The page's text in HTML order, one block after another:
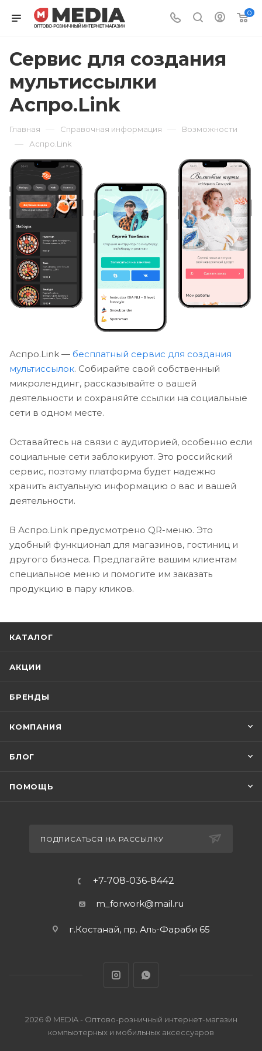
0
Сервис для создания
мультиссылки
Аспро.Link
Главная — Справочная информация — Возможности
— Аспро.Link
Аспро.Link — бесплатный сервис для создания
мультиссылок. Собирайте свой собственный
микролендинг, рассказывайте о вашей
деятельности и сохраняйте ссылки на социальные
сети в одном месте.
Оставайтесь на связи с аудиторией, особенно если
социальные сети заблокируют. Это российский
сервис, поэтому платформа будет надежно
хранить актуальную информацию о вас и вашей
деятельности.
В Аспро.Link предусмотрено QR-меню. Это
удобный функционал для магазинов, гостиниц и
другого бизнеса. Предлагайте вашим клиентам
специальное меню и помогите им заказать
продукцию в пару кликов.
КАТАЛОГ
АКЦИИ
БРЕНДЫ
КОМПАНИЯ
БЛОГ
ПОМОЩЬ
ПОДПИСАТЬСЯ НА РАССЫЛКУ
+7-708-036-8442
m_forwork@mail.ru
г.Костанай, пр. Аль-Фараби 65
2026 © MEDIA - Оптово-розничный интернет-магазин
компьютерных и мобильных аксессуаров